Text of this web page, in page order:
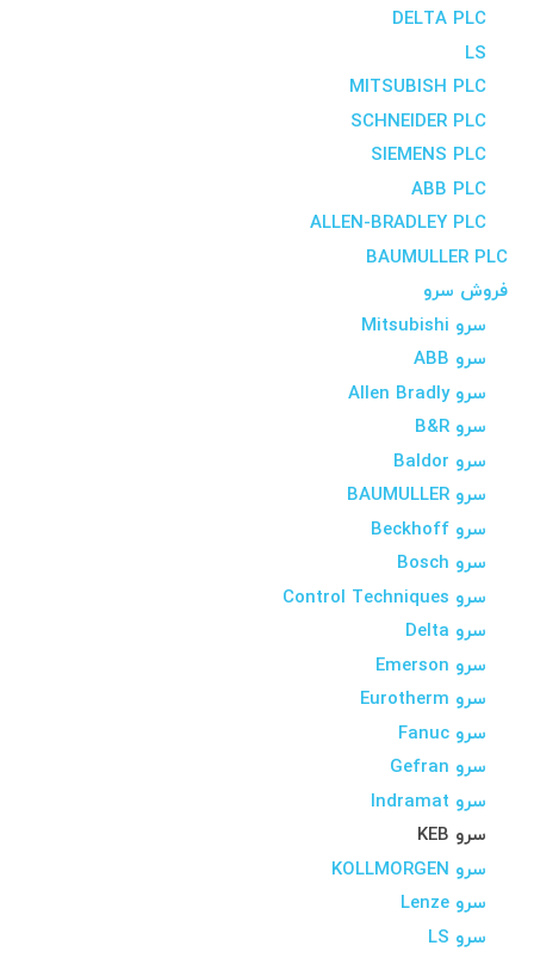
DELTA PLC
LS
MITSUBISH PLC
SCHNEIDER PLC
SIEMENS PLC
ABB PLC
ALLEN-BRADLEY PLC
BAUMULLER PLC
فروش سرو
سرو Mitsubishi
سرو ABB
سرو Allen Bradly
سرو B&R
سرو Baldor
سرو BAUMULLER
سرو Beckhoff
سرو Bosch
سرو Control Techniques
سرو Delta
سرو Emerson
سرو Eurotherm
سرو Fanuc
سرو Gefran
سرو Indramat
سرو KEB
سرو KOLLMORGEN
سرو Lenze
سرو LS